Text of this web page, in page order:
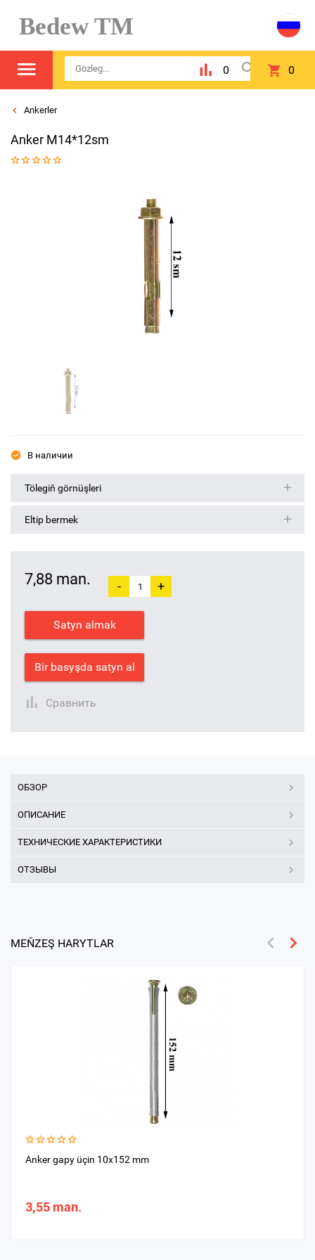
Bedew TM
0 0
Ankerler
Anker M14*12sm
В наличии
Tölegiň görnüşleri
Eltip bermek
7,88 man. - +
Satyn almak
Bir basyşda satyn al
Сравнить
ОБЗОР
ОПИСАНИЕ
ТЕХНИЧЕСКИЕ ХАРАКТЕРИСТИКИ
ОТЗЫВЫ
MEŇZEŞ HARYTLAR
Anker gapy üçin 10x152 mm
3,55 man.